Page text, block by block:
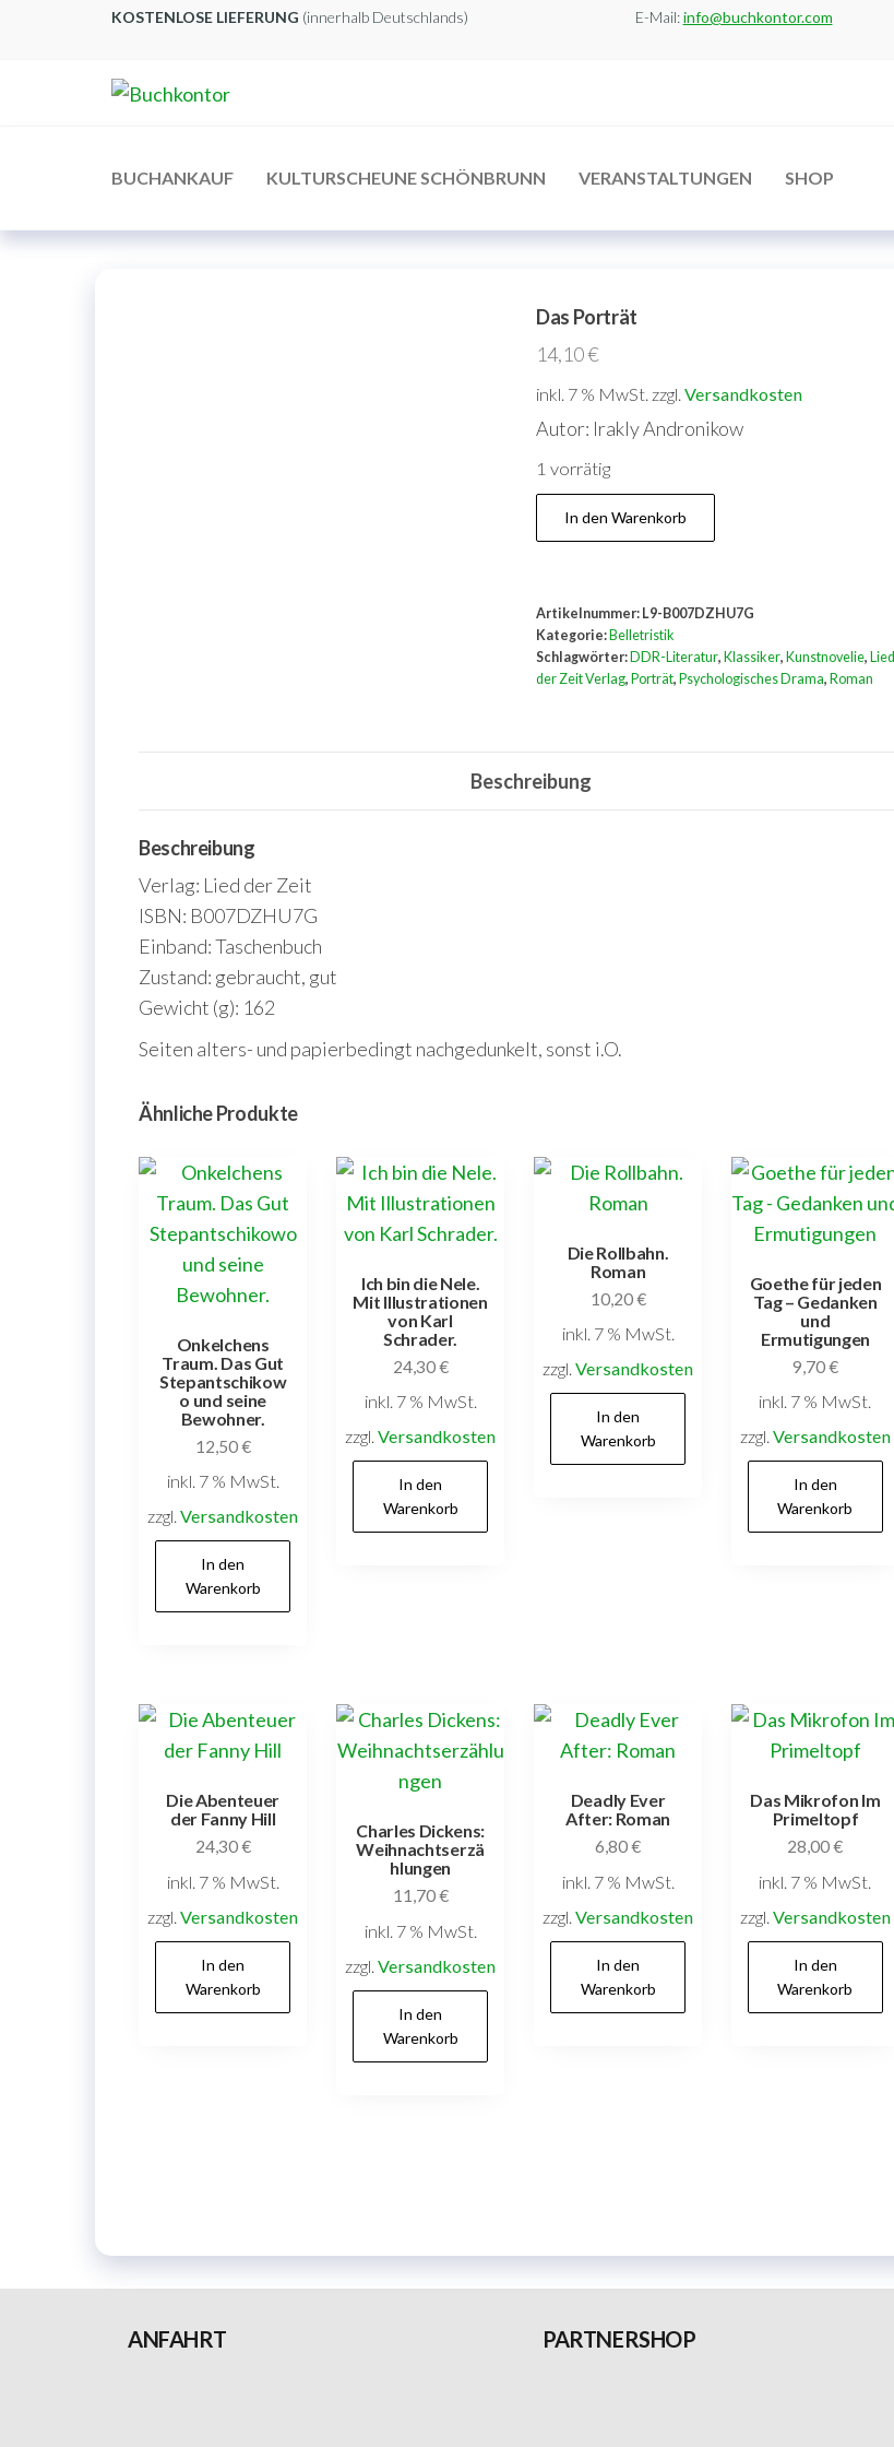
KOSTENLOSE LIEFERUNG (innerhalb Deutschlands) E-Mail:info@buchkontor.com
BUCHANKAUF KULTURSCHEUNE SCHÖNBRUNN VERANSTALTUNGEN SHOP
Das Porträt
14,10€
inkl. 7 % MwSt. zzgl. Versandkosten
Autor: Irakly Andronikow
1 vorrätig
Das
Porträt
In den Warenkorb
Artikelnummer: L9-B007DZHU7G
Kategorie: Belletristik
Schlagwörter: DDR-Literatur, Klassiker, Kunstnovelie, Lied
der Zeit Verlag, Porträt, Psychologisches Drama, Roman
Beschreibung
Beschreibung
Verlag: Lied der Zeit
ISBN: B007DZHU7G
Einband: Taschenbuch
Zustand: gebraucht, gut
Gewicht (g): 162
Seiten alters- und papierbedingt nachgedunkelt, sonst i.O.
Ähnliche Produkte
Onkelchens
Traum. Das Gut
Stepantschikow
o und seine
Bewohner.
12,50€
inkl. 7 % MwSt.
zzgl.Versandkosten
In den
Warenkorb
Ich bin die Nele.
Mit Illustrationen
von Karl
Schrader.
24,30€
inkl. 7 % MwSt.
zzgl.Versandkosten
In den
Warenkorb
Die Rollbahn.
Roman
10,20€
inkl. 7 % MwSt.
zzgl.Versandkosten
In den
Warenkorb
Goethe für jeden
Tag – Gedanken
und
Ermutigungen
9,70€
inkl. 7 % MwSt.
zzgl. Versandkosten
In den
Warenkorb
Die Abenteuer
der Fanny Hill
24,30€
inkl. 7 % MwSt.
zzgl.Versandkosten
In den
Warenkorb
Charles Dickens:
Weihnachtserzä
hlungen
11,70€
inkl. 7 % MwSt.
zzgl.Versandkosten
In den
Warenkorb
Deadly Ever
After: Roman
6,80€
inkl. 7 % MwSt.
zzgl.Versandkosten
In den
Warenkorb
Das Mikrofon Im
Primeltopf
28,00€
inkl. 7 % MwSt.
zzgl. Versandkosten
In den
Warenkorb
ANFAHRT PARTNERSHOP